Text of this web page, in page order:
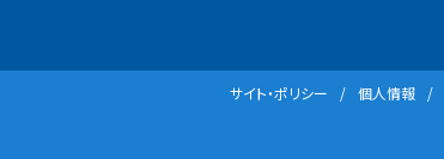
サイト・ポリシー 個⼈情報